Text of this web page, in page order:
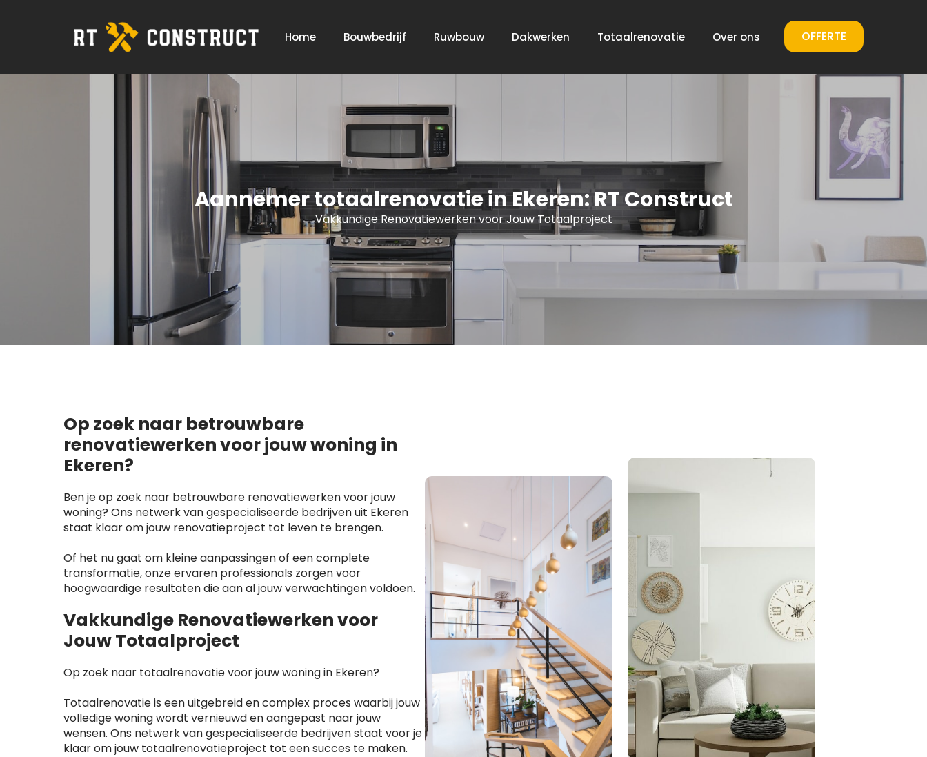
Home Bouwbedrijf Ruwbouw Dakwerken Totaalrenovatie Over ons OFFERTE
Aannemer totaalrenovatie in Ekeren: RT Construct
Vakkundige Renovatiewerken voor Jouw Totaalproject
Op zoek naar betrouwbare
renovatiewerken voor jouw woning in
Ekeren?
Ben je op zoek naar betrouwbare renovatiewerken voor jouw
woning? Ons netwerk van gespecialiseerde bedrijven uit Ekeren
staat klaar om jouw renovatieproject tot leven te brengen.
Of het nu gaat om kleine aanpassingen of een complete
transformatie, onze ervaren professionals zorgen voor
hoogwaardige resultaten die aan al jouw verwachtingen voldoen.
Vakkundige Renovatiewerken voor
Jouw Totaalproject
Op zoek naar totaalrenovatie voor jouw woning in Ekeren?
Totaalrenovatie is een uitgebreid en complex proces waarbij jouw
volledige woning wordt vernieuwd en aangepast naar jouw
wensen. Ons netwerk van gespecialiseerde bedrijven staat voor je
klaar om jouw totaalrenovatieproject tot een succes te maken.